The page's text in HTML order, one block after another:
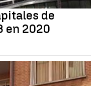
de
en 2020